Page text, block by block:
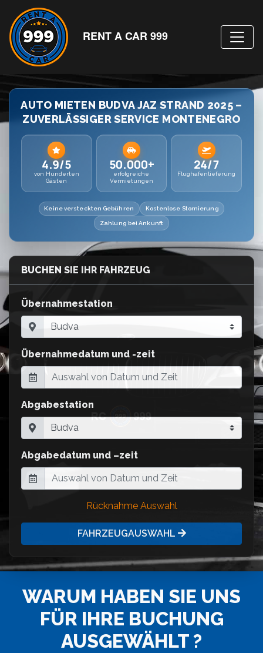
RENT A CAR 999
AUTO MIETEN BUDVA JAZ STRAND 2025 –
ZUVERLÄSSIGER SERVICE MONTENEGRO
4.9/5
von Hunderten
Gästen
50.000+
erfolgreiche
Vermietungen
24/7
Flughafenlieferung
Keine versteckten Gebühren Kostenlose Stornierung
Zahlung bei Ankunft
BUCHEN SIE IHR FAHRZEUG
Übernahmestation
Übernahmedatum und -zeit
Abgabestation
Abgabedatum und –zeit
Rücknahme Auswahl
FAHRZEUGAUSWAHL
WARUM HABEN SIE UNS
FÜR IHRE BUCHUNG
AUSGEWÄHLT ?